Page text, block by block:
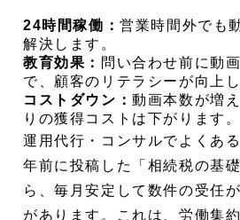
24時間稼働：営業時間外でも
解決します。
教育効果： 問い合わせ前に動
で、顧客のリテラシーが向上し
コストダウン：動画本数が増
りの獲得コストは下がります。
運用代行・コンサルでよくあ
年前に投稿した「相続税の基
ら、毎月安定して数件の受任
があります。これは、労働集